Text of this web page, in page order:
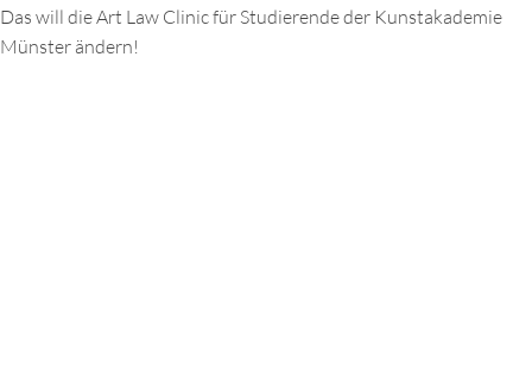
Das will die Art Law Clinic für Studierende der Kunstakademie
Münster ändern!